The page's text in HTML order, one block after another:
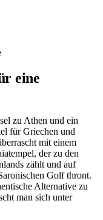
eine
zu Athen und ein
für Griechen und
mit einem
der zu den
zählt und auf
Golf thront.
Alternative zu
man sich unter